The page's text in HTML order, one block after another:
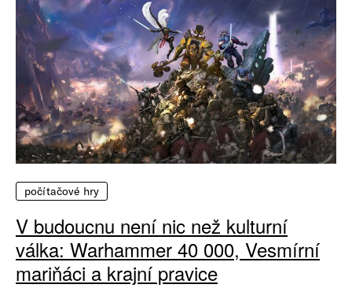
počítačové hry
V budoucnu není nic než kulturní
válka: Warhammer 40 000, Vesmírní
mariňáci a krajní pravice